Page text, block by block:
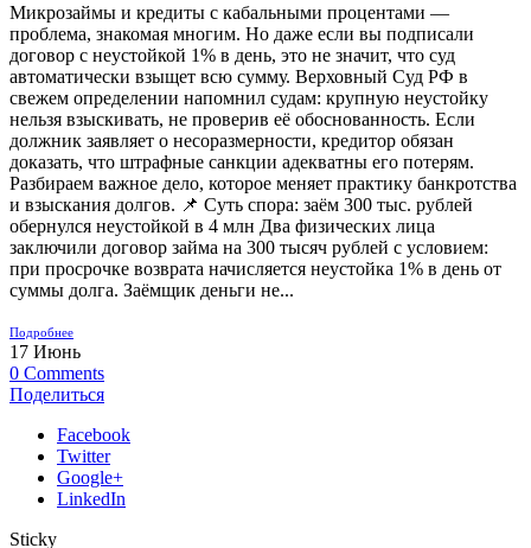
Микрозаймы и кредиты с кабальными процентами —
проблема, знакомая многим. Но даже если вы подписали
договор с неустойкой 1% в день, это не значит, что суд
автоматически взыщет всю сумму. Верховный Суд РФ в
свежем определении напомнил судам: крупную неустойку
нельзя взыскивать, не проверив её обоснованность. Если
должник заявляет о несоразмерности, кредитор обязан
доказать, что штрафные санкции адекватны его потерям.
Разбираем важное дело, которое меняет практику банкротства
и взыскания долгов. 📌 Суть спора: заём 300 тыс. рублей
обернулся неустойкой в 4 млн Два физических лица
заключили договор займа на 300 тысяч рублей с условием:
при просрочке возврата начисляется неустойка 1% в день от
суммы долга. Заёмщик деньги не...
Подробнее
17 Июнь
0 Comments
Поделиться
Facebook
Twitter
Google+
LinkedIn
Sticky